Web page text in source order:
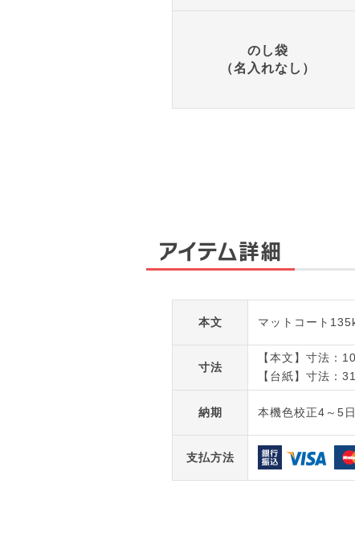
のし袋
（名入れなし）
アイテム詳細
本文 マットコート
寸法
【本文】寸法：
【台紙】寸法：
納期 本機色校正4～5
支払方法